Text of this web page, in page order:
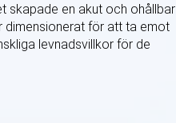
skapade en akut och ohållbar
dimensionerat för att ta emot
levnadsvillkor för de